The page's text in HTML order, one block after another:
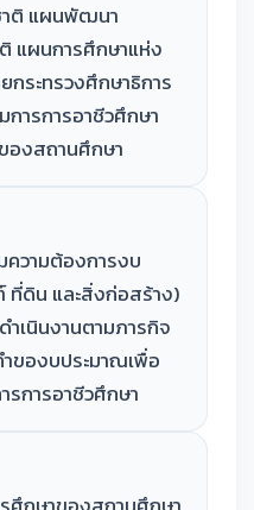
ติ แผนพัฒนา
แผนการศึกษาแห่ง
กระทรวงศึกษาธิการ
ารการอาชีวศึกษา
องสถานศึกษา
ความต้องการงบ
ดิน และสิ่งก่อสร้าง)
เนินงานตามภารกิจ
ของบประมาณเพื่อ
การอาชีวศึกษา